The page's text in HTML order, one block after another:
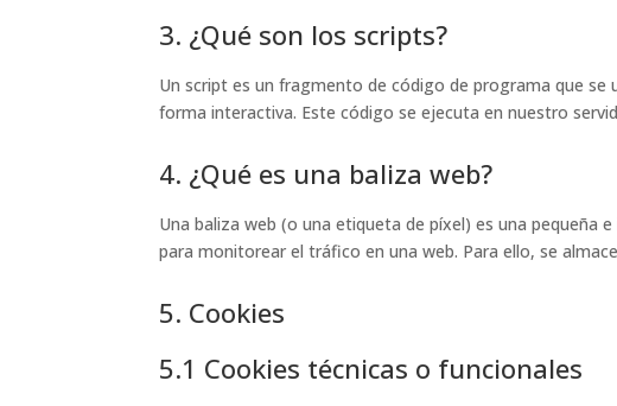
3. ¿Qué son los scripts?
Un script es un fragmento de código de programa que
forma interactiva. Este código se ejecuta en nuestro
4. ¿Qué es una baliza web?
Una baliza web (o una etiqueta de píxel) es una pequeña
para monitorear el tráfico en una web. Para ello, se
5. Cookies
5.1 Cookies técnicas o funcionales